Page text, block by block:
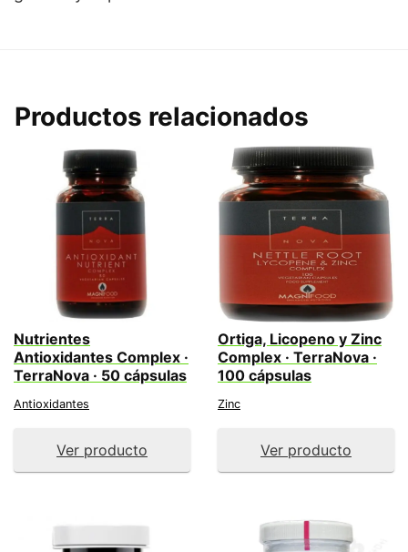
Productos relacionados
Nutrientes
Antioxidantes Complex ·
TerraNova · 50 cápsulas
Antioxidantes
Ver producto
Ortiga, Licopeno y Zinc
Complex · TerraNova ·
100 cápsulas
Zinc
Ver producto